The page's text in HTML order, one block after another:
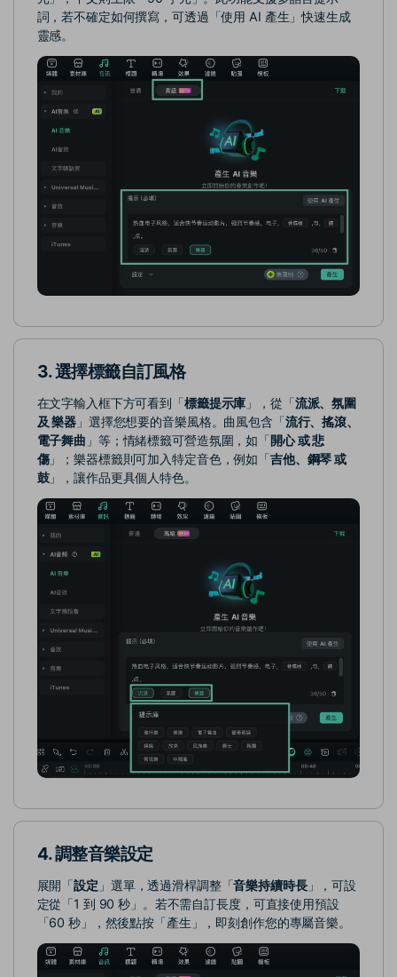
詞，若不確定如何撰寫，可透過「使用 AI 產生」快速生成
靈感。
3. 選擇標籤自訂風格
在文字輸入框下方可看到「標籤提示庫 」，從「流派、氛圍
及 樂器 」選擇您想要的音樂風格。曲風包含「流行、搖滾、
電子舞曲 」等；情緒標籤可營造氛圍，如「開心 或 悲
傷」；樂器標籤則可加入特定音色，例如「吉他、鋼琴 或
鼓」，讓作品更具個人特色。
4. 調整音樂設定
展開「設定 」選單，透過滑桿調整「音樂持續時長」，可設
定從「1 到 90 秒」。若不需自訂長度，可直接使用預設
「60 秒」，然後點按「產生」，即刻創作您的專屬音樂。